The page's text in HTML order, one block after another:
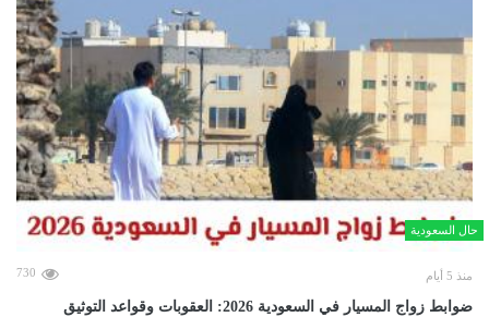
حال السعودية
منذ 5 أيام 730
ضوابط زواج المسيار في السعودية 2026: العقوبات وقواعد التوثيق